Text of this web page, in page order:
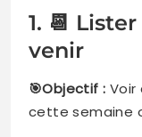
1. 📆
venir
🎯Objectif : Voir
cette semaine